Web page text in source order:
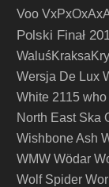
Voo
Polski Finał
Wersja De Lux
White 2115 who
North East Ska
Wishbone Ash
WMW Wödar
Wolf Spider